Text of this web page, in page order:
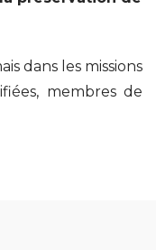
dans les missions
membres de